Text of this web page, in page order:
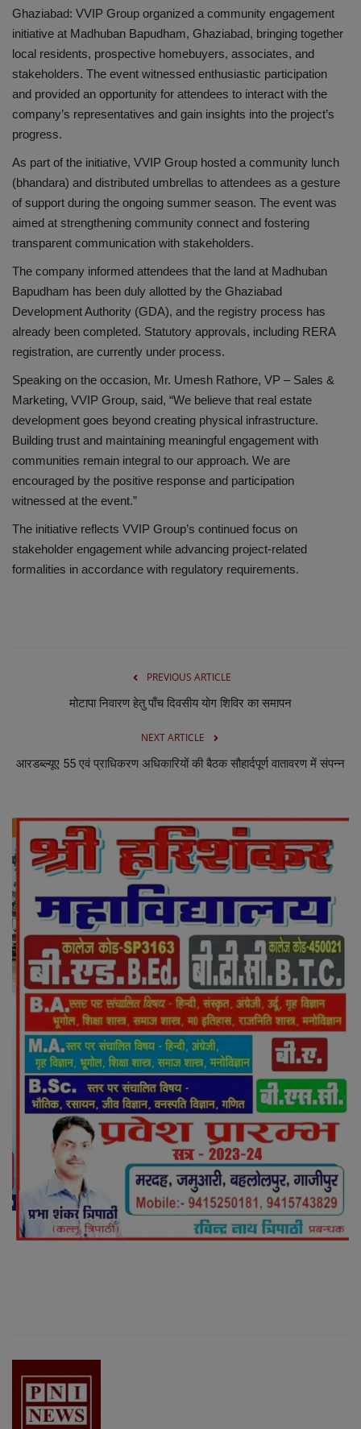
शिक्षा
स्वास्थ्य
राष्ट्रीय
व्यापार
रोजगार
NEWS
वीडियो
टेक वर्ल्ड
Our Team
Contact us :
About us
Advertise with us
E-Paper
Ghaziabad: VVIP Group organized a community engagement
initiative at Madhuban Bapudham, Ghaziabad, bringing together
local residents, prospective homebuyers, associates, and
stakeholders. The event witnessed enthusiastic participation
and provided an opportunity for attendees to interact with the
company’s representatives and gain insights into the project’s
progress.
As part of the initiative, VVIP Group hosted a community lunch
(bhandara) and distributed umbrellas to attendees as a gesture
of support during the ongoing summer season. The event was
aimed at strengthening community connect and fostering
transparent communication with stakeholders.
The company informed attendees that the land at Madhuban
Bapudham has been duly allotted by the Ghaziabad
Development Authority (GDA), and the registry process has
already been completed. Statutory approvals, including RERA
registration, are currently under process.
Speaking on the occasion, Mr. Umesh Rathore, VP – Sales &
Marketing, VVIP Group, said, “We believe that real estate
development goes beyond creating physical infrastructure.
Building trust and maintaining meaningful engagement with
communities remain integral to our approach. We are
encouraged by the positive response and participation
witnessed at the event.”
The initiative reflects VVIP Group’s continued focus on
stakeholder engagement while advancing project-related
formalities in accordance with regulatory requirements.
PREVIOUS ARTICLE
मोटापा निवारण हेतु पाँच दिवसीय योग शिविर का समापन
NEXT ARTICLE
आरडब्ल्यूए 55 एवं प्राधिकरण अधिकारियों की बैठक सौहार्दपूर्ण वातावरण में संपन्न